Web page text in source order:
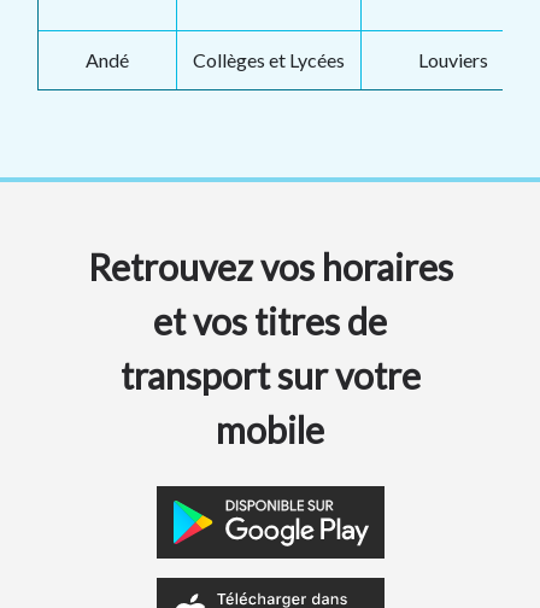
Andé Collèges et Lycées Louviers
Retrouvez vos horaires
et vos titres de
transport sur votre
mobile